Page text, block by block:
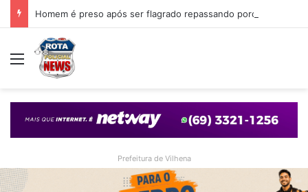
Menu
Prefeitura de Vilhena